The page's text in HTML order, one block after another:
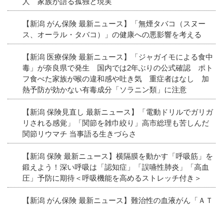
【新潟 がん保険 最新ニュース】「無煙タバコ（スヌー
ス、オーラル・タバコ）」の健康への悪影響を考える
【新潟 医療保険 最新ニュース】「ジャガイモによる食中
毒」が奈良県で発生 国内では2年ぶりの公式確認 ポト
フ食べた家族が喉の違和感や吐き気 重症者はなし 加
熱予防が効かない有毒成分「ソラニン類」に注意
【新潟 保険見直し 最新ニュース】「電動ドリルでガリガ
リされる感覚」「関節を雑巾絞り」高市総理も苦しんだ
関節リウマチ 当事語る生きづらさ
【新潟 保険 最新ニュース】横隔膜を動かす「呼吸筋」を
鍛えよう！深い呼吸は「認知症」「誤嚥性肺炎」「高血
圧」予防に期待＜呼吸機能を高めるストレッチ付き＞
【新潟 がん保険 最新ニュース】難治性の血液がん「ＡＴ